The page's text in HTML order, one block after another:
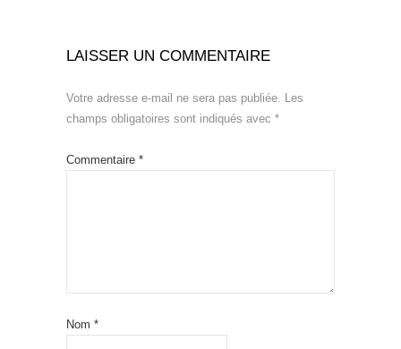
LAISSER UN COMMENTAIRE
Votre adresse e-mail ne sera pas publiée. Les
champs obligatoires sont indiqués avec *
Commentaire *
Nom *